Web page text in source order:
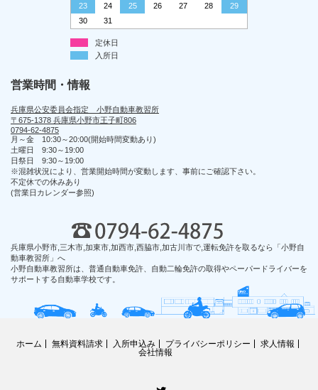
23
24 25 26 27 28
29
30
31
定休日
入所日
営業時間・情報
兵庫県公安委員会指定 小野自動車教習所
〒675-1378 兵庫県小野市王子町806
0794-62-4875
月～金 10:30～20:00(開始時間変動あり)
土曜日 9:30～19:00
日祭日 9:30～19:00
※混雑状況により、営業開始時間が変動します、事前にご確認下さい。
不定休での休みあり
(営業日カレンダー参照)
兵庫県小野市,三木市,加東市,加西市,西脇市,加古川市で,運転免許を取るなら「小野自
動車教習所」へ
小野自動車教習所は、普通自動車免許、自動二輪免許の取得やペーパードライバーを
サポートする自動車学校です。
ホーム 無料資料請求 入所申込み プライバシーポリシー
求人情報
会社情報